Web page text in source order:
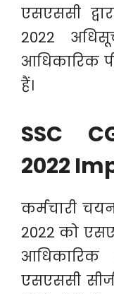
एसएससी
2022
आधिकारिक
हैं।
SSC
2022
कर्मचारी
2022 को
आधिकारिक
एसएससी